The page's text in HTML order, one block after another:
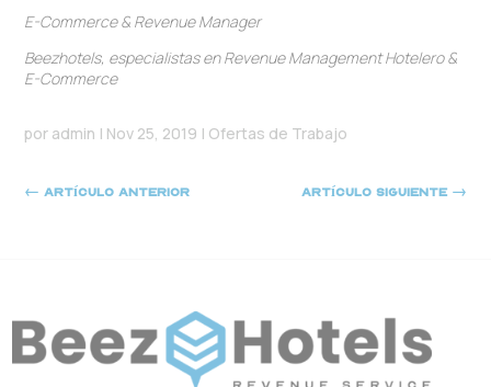
E-Commerce & Revenue Manager
Beezhotels, especialistas en Revenue Management Hotelero &
E-Commerce
por admin | Nov 25, 2019 | Ofertas de Trabajo
←Artículo anterior Artículo siguiente→